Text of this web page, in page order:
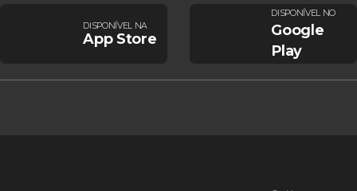
DISPONÍVEL NA
App Store
DISPONÍVEL NO
Google
Play